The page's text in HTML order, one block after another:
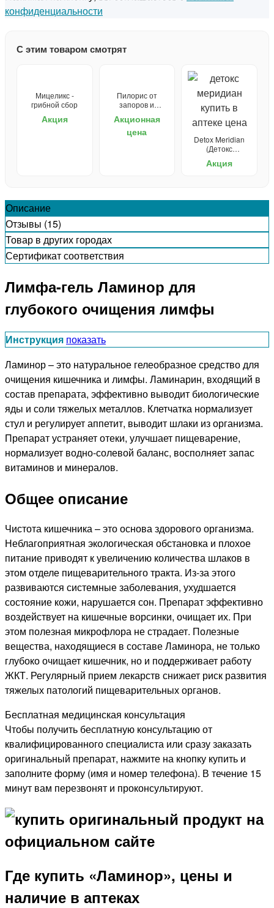
конфиденциальности
С этим товаром смотрят
Мицеликс -
грибной сбор
Акция
Пилорис от
запоров и
Акционная
цена
Detox Meridian
(Детокс
очищения
Акция
Описание
Отзывы (15)
Товар в других городах
Сертификат соответствия
Лимфа-гель Ламинор для
глубокого очищения лимфы
Инструкция показать
Ламинор – это натуральное гелеобразное средство для
очищения кишечника и лимфы. Ламинарин, входящий в
состав препарата, эффективно выводит биологические
яды и соли тяжелых металлов. Клетчатка нормализует
стул и регулирует аппетит, выводит шлаки из организма.
Препарат устраняет отеки, улучшает пищеварение,
нормализует водно-солевой баланс, восполняет запас
витаминов и минералов.
Общее описание
Чистота кишечника – это основа здорового организма.
Неблагоприятная экологическая обстановка и плохое
питание приводят к увеличению количества шлаков в
этом отделе пищеварительного тракта. Из-за этого
развиваются системные заболевания, ухудшается
состояние кожи, нарушается сон. Препарат эффективно
воздействует на кишечные ворсинки, очищает их. При
этом полезная микрофлора не страдает. Полезные
вещества, находящиеся в составе Ламинора, не только
глубоко очищает кишечник, но и поддерживает работу
ЖКТ. Регулярный прием лекарств снижает риск развития
тяжелых патологий пищеварительных органов.
Бесплатная медицинская консультация
Чтобы получить бесплатную консультацию от
квалифицированного специалиста или сразу заказать
оригинальный препарат, нажмите на кнопку купить и
заполните форму (имя и номер телефона). В течение 15
минут вам перезвонят и проконсультируют.
Где купить «Ламинор», цены и
наличие в аптеках